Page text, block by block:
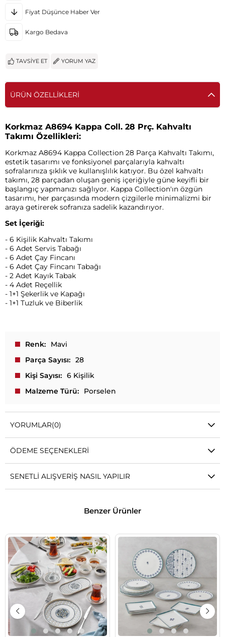
Fiyat Düşünce Haber Ver
Kargo Bedava
TAVSIYE ET YORUM YAZ
ÜRÜN ÖZELLIKLERI
Korkmaz A8694 Kappa Coll. 28 Prç. Kahvaltı
Takımı Özellikleri:
Korkmaz A8694 Kappa Collection 28 Parça Kahvaltı Takımı,
estetik tasarımı ve fonksiyonel parçalarıyla kahvaltı
sofralarınıza şıklık ve kullanışlılık katıyor. Bu özel kahvaltı
takımı, 28 parçadan oluşan geniş içeriğiyle güne keyifli bir
başlangıç yapmanızı sağlıyor. Kappa Collection'ın özgün
tasarımı, her parçasında modern çizgilerle minimalizmi bir
araya getirerek sofranıza sadelik kazandırıyor.
Set İçeriği:
- 6 Kişilik Kahvaltı Takımı
- 6 Adet Servis Tabağı
- 6 Adet Çay Fincanı
- 6 Adet Çay Fincanı Tabağı
- 2 Adet Kayık Tabak
- 4 Adet Reçellik
- 1+1 Şekerlik ve Kapağı
- 1+1 Tuzluk ve Biberlik
Renk
Mavi
Parça Sayısı
28
Kişi Sayısı
6 Kişilik
Malzeme Türü
Porselen
YORUMLAR(0)
ÖDEME SEÇENEKLERI
SENETLI ALIŞVERIŞ NASIL YAPILIR
Benzer Ürünler